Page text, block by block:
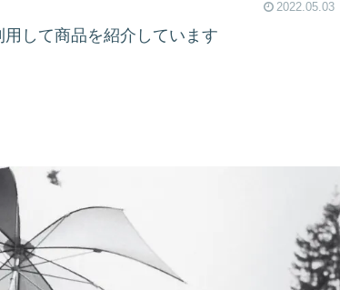
2022.05.03
して商品を紹介しています